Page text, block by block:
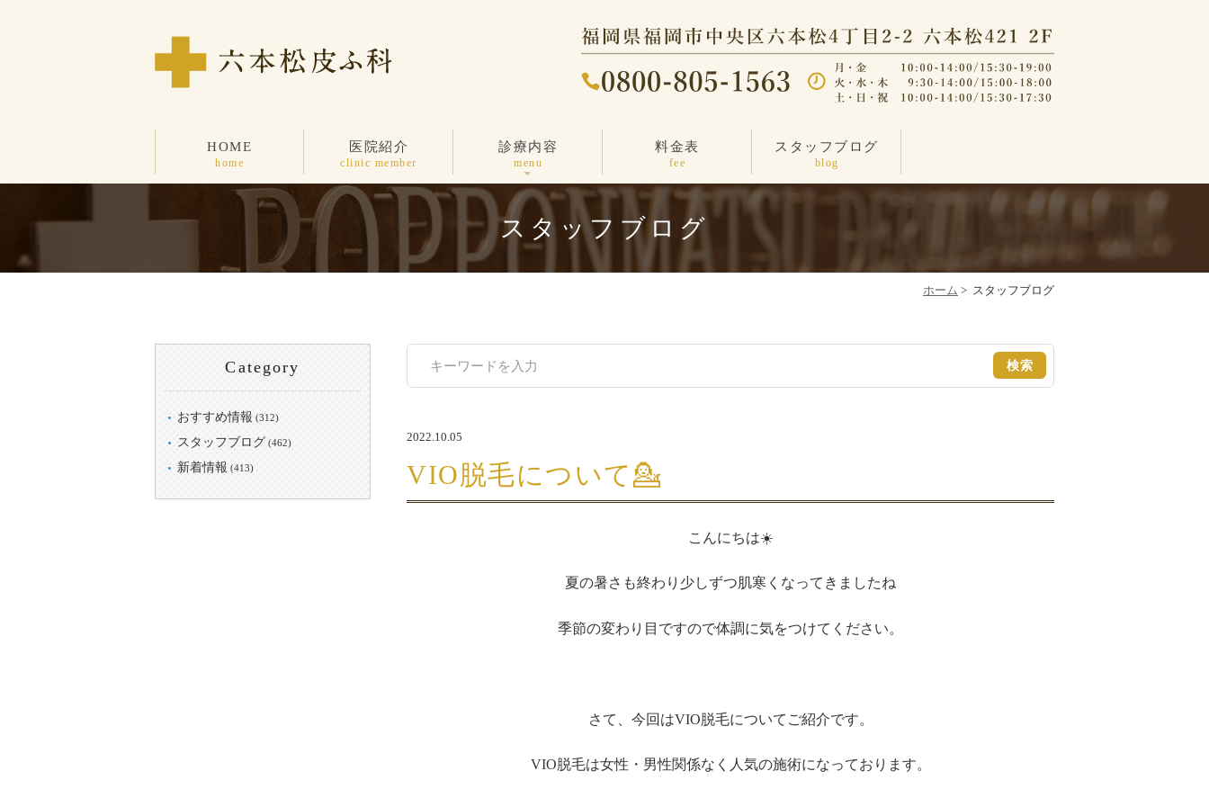
HOME
home
医院紹介
clinic member
診療内容
menu
しみ治療
医療脱毛
ニキビ・ニキビ跡
毛穴ケア
しわ・たるみ治療
エンビロン
薄毛治療
一般診療
その他の治療 料金表
fee
スタッフブログ
blog
スタッフブログ
ホーム > スタッフブログ
検索
2022.10.05
VIO脱毛について💁
こんにちは☀️
夏の暑さも終わり少しずつ肌寒くなってきましたね
季節の変わり目ですので体調に気をつけてください。
さて、今回はVIO脱毛についてご紹介です。
VIO脱毛は女性・男性関係なく人気の施術になっております。
Category
おすすめ情報 (312)
スタッフブログ (462)
新着情報 (413)